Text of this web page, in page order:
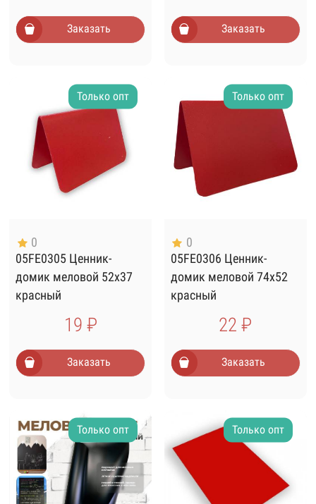
Заказать Заказать
Только опт
0
05FE0305 Ценник-
домик меловой 52х37
красный
19 ₽
Заказать
Только опт
0
05FE0306 Ценник-
домик меловой 74х52
красный
22 ₽
Заказать
Только опт Только опт